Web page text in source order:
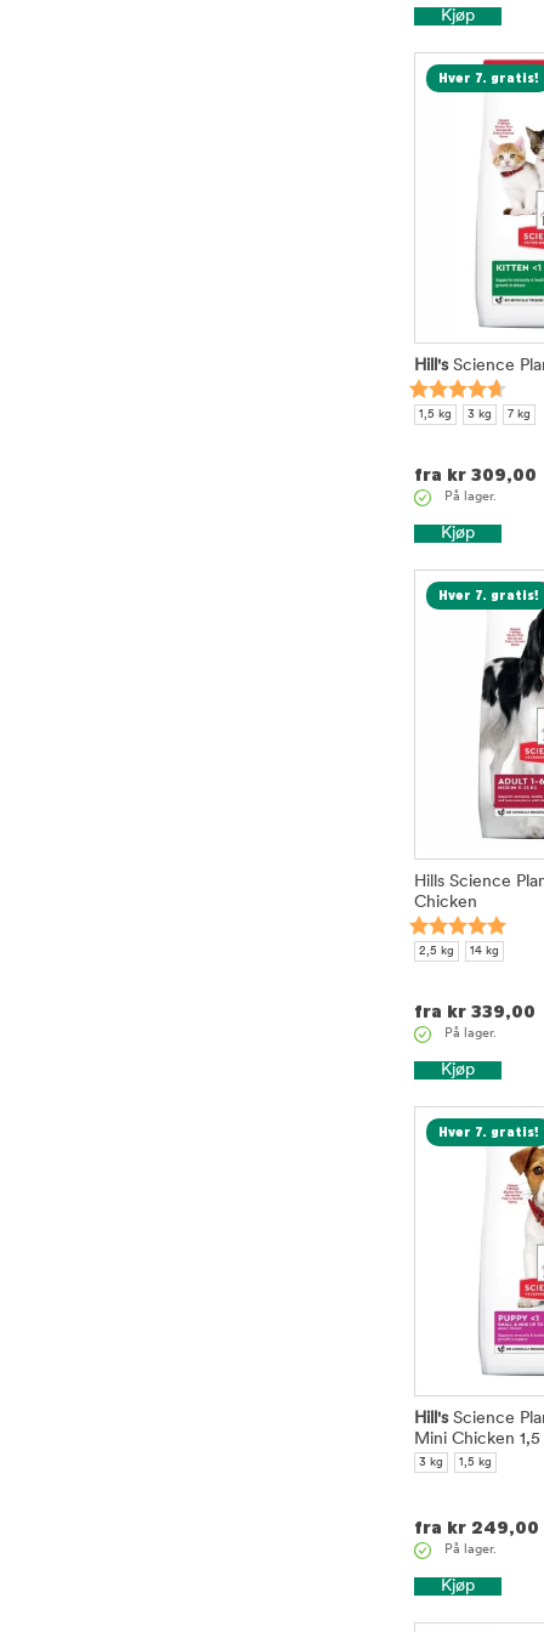
Kjøp
Hver 7. gratis!
Hill'sScience
1,5 kg 3 kg 7 kg
fra kr 309,00
På lager.
Kjøp
Hver 7. gratis!
Hills Science
Chicken
2,5 kg 14 kg
fra kr 339,00
På lager.
Kjøp
Hver 7. gratis!
Hill'sScience
Mini Chicken 1,5
3 kg 1,5 kg
fra kr 249,00
På lager.
Kjøp